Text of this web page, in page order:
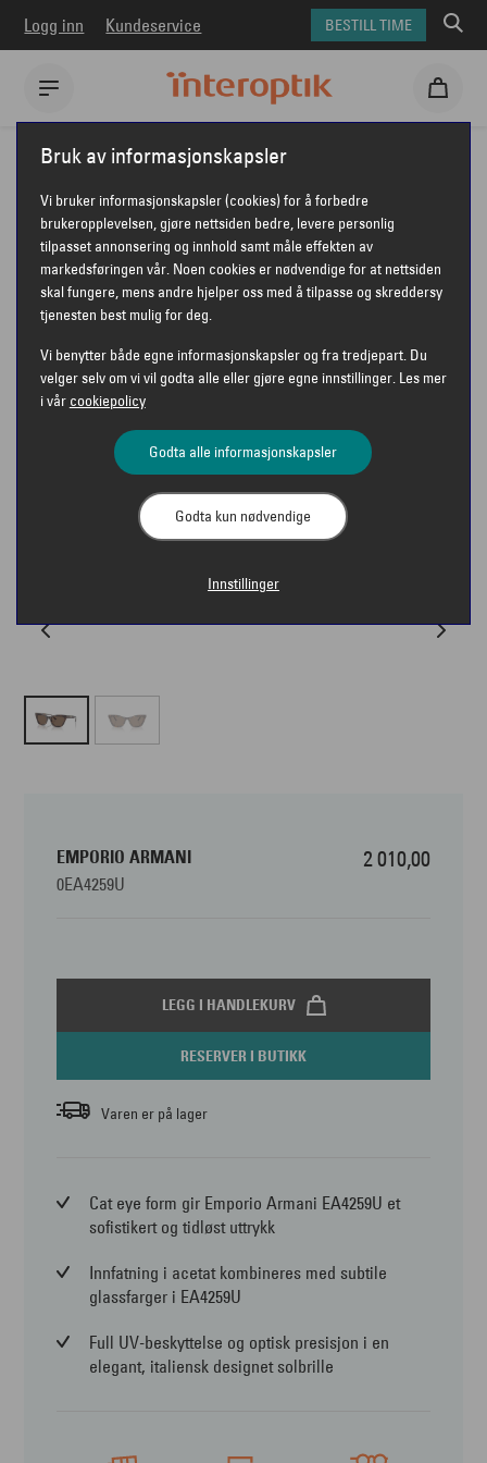
Logg inn Kundeservice BESTILL TIME
Interoptik Solbriller
Emporio Armani solbriller
EMPORIO ARMANI EA4259U
EMPORIO ARMANI
0EA4259U
2 010,00
LEGG I HANDLEKURV
RESERVER I BUTIKK
Varen er på lager
Cat eye form gir Emporio Armani EA4259U et
sofistikert og tidløst uttrykk
Innfatning i acetat kombineres med subtile
glassfarger i EA4259U
Full UV-beskyttelse og optisk presisjon i en
elegant, italiensk designet solbrille
Bruk av informasjonskapsler
Vi bruker informasjonskapsler (cookies) for å forbedre
brukeropplevelsen, gjøre nettsiden bedre, levere personlig
tilpasset annonsering og innhold samt måle effekten av
markedsføringen vår. Noen cookies er nødvendige for at nettsiden
skal fungere, mens andre hjelper oss med å tilpasse og skreddersy
tjenesten best mulig for deg.
Vi benytter både egne informasjonskapsler og fra tredjepart. Du
velger selv om vi vil godta alle eller gjøre egne innstillinger. Les mer
i vår cookiepolicy
Godta alle informasjonskapsler
Godta kun nødvendige
Innstillinger